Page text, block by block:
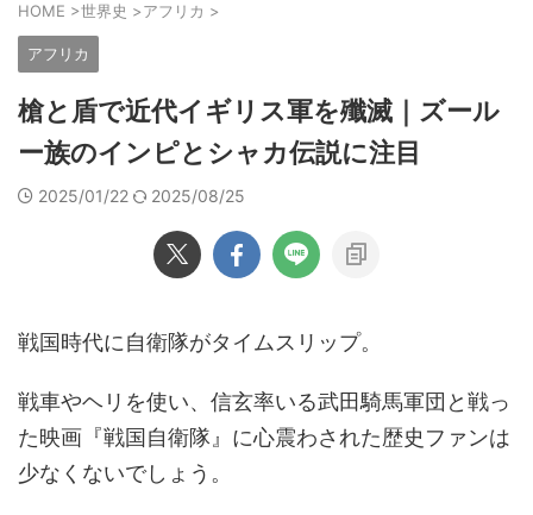
HOME >世界史 >アフリカ >
アフリカ
槍と盾で近代イギリス軍を殲滅｜ズール
ー族のインピとシャカ伝説に注目
2025/01/22 2025/08/25
戦国時代に自衛隊がタイムスリップ。
戦車やヘリを使い、信玄率いる武田騎馬軍団と戦っ
た映画『戦国自衛隊』に心震わされた歴史ファンは
少なくないでしょう。